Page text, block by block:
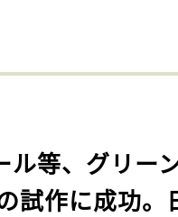
ル等、グリー
試作に成功。